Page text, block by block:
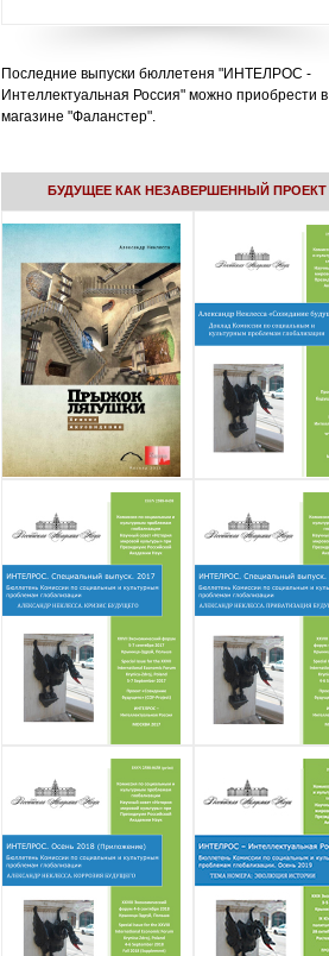
Последние выпуски бюллетеня "ИНТЕЛРОС -
Интеллектуальная Россия" можно приобрести в
магазине "Фаланстер".
БУДУЩЕЕ КАК НЕЗАВЕРШЕННЫЙ ПРОЕКТ